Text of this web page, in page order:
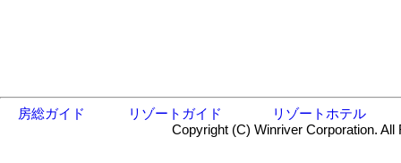
房総ガイド リゾートガイド
リゾートホテル
Copyright (C) Winriver Corporation. All